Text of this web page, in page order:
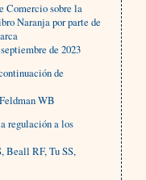
Comercio sobre la
Naranja por parte de
de 2023
de
WB
regulación a los
Beall RF, Tu SS,